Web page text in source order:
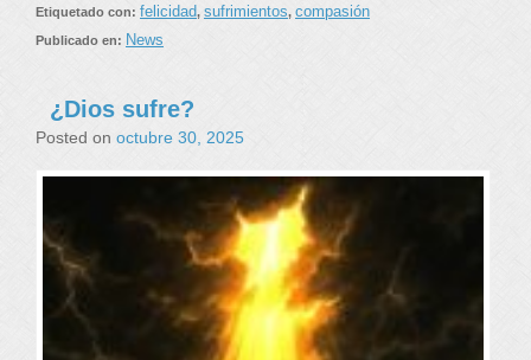
Etiquetado con: felicidad, sufrimientos, compasión
Publicado en: News
¿Dios sufre?
Posted on octubre 30, 2025